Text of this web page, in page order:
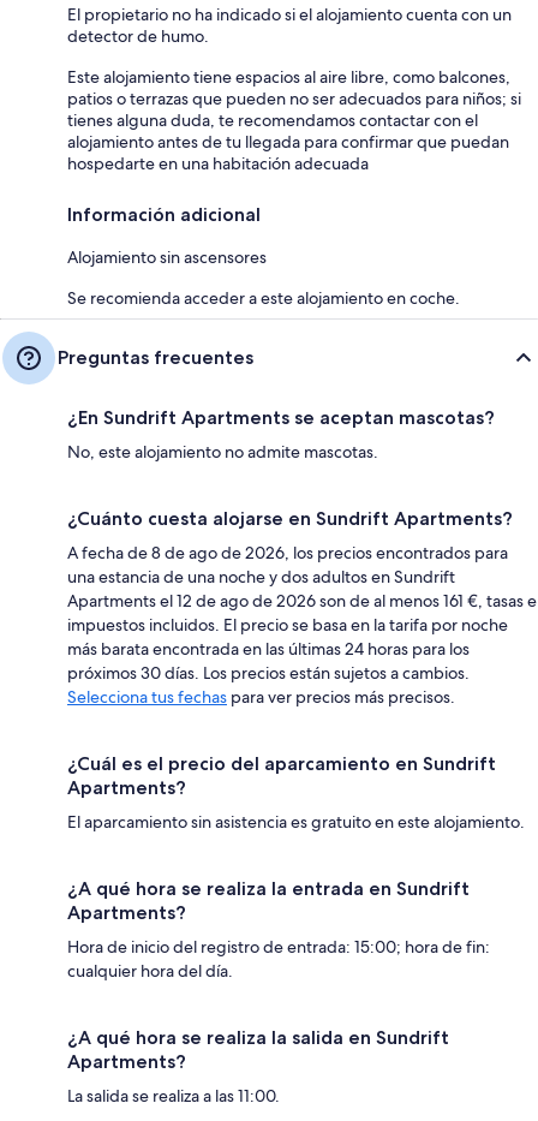
El propietario no ha indicado si el alojamiento cuenta con un
detector de humo.
Este alojamiento tiene espacios al aire libre, como balcones,
patios o terrazas que pueden no ser adecuados para niños; si
tienes alguna duda, te recomendamos contactar con el
alojamiento antes de tu llegada para confirmar que puedan
hospedarte en una habitación adecuada
Información adicional
Alojamiento sin ascensores
Se recomienda acceder a este alojamiento en coche.
Preguntas frecuentes
¿En Sundrift Apartments se aceptan mascotas?
No, este alojamiento no admite mascotas.
¿Cuánto cuesta alojarse en Sundrift Apartments?
A fecha de 8 de ago de 2026, los precios encontrados para
una estancia de una noche y dos adultos en Sundrift
Apartments el 12 de ago de 2026 son de al menos 161 €, tasas e
impuestos incluidos. El precio se basa en la tarifa por noche
más barata encontrada en las últimas 24 horas para los
próximos 30 días. Los precios están sujetos a cambios.
Selecciona tus fechas para ver precios más precisos.
¿Cuál es el precio del aparcamiento en Sundrift
Apartments?
El aparcamiento sin asistencia es gratuito en este alojamiento.
¿A qué hora se realiza la entrada en Sundrift
Apartments?
Hora de inicio del registro de entrada: 15:00; hora de fin:
cualquier hora del día.
¿A qué hora se realiza la salida en Sundrift
Apartments?
La salida se realiza a las 11:00.